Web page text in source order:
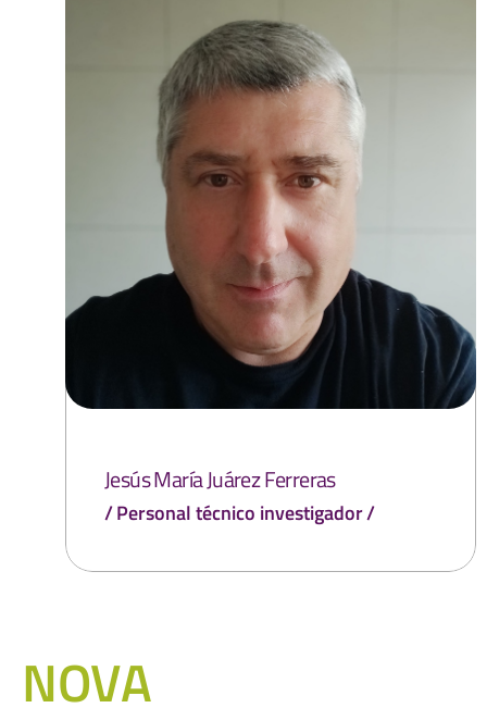
Jesús María Juárez Ferreras
Personal técnico investigador
NOVA